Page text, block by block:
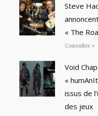
Steve
« The
Consulter »
Void
«
issus de
des jeux